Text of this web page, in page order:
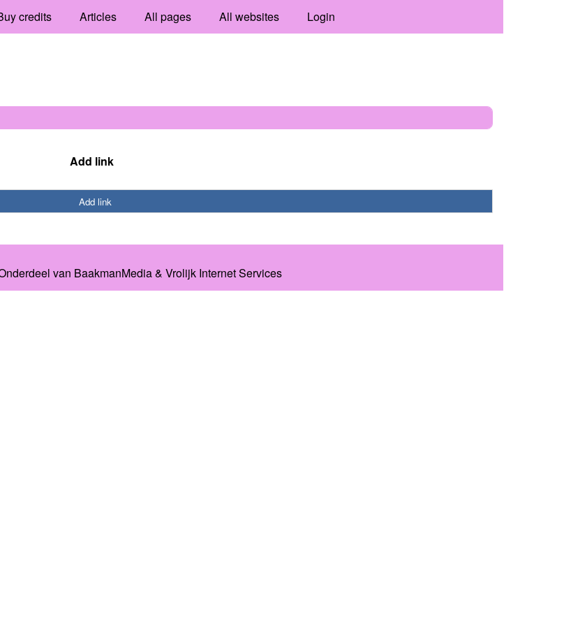
credits Articles All pages All websites Login
Add link
Add link
van BaakmanMedia& Vrolijk Internet Services